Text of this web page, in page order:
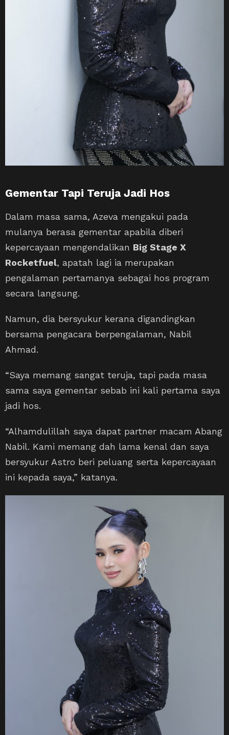
Gementar Tapi Teruja Jadi Hos
Dalam masa sama, Azeva mengakui pada
mulanya berasa gementar apabila diberi
kepercayaan mengendalikan Big Stage X
Rocketfuel, apatah lagi ia merupakan
pengalaman pertamanya sebagai hos program
secara langsung.
Namun, dia bersyukur kerana digandingkan
bersama pengacara berpengalaman, Nabil
Ahmad.
“Saya memang sangat teruja, tapi pada masa
sama saya gementar sebab ini kali pertama saya
jadi hos.
“Alhamdulillah saya dapat partner macam Abang
Nabil. Kami memang dah lama kenal dan saya
bersyukur Astro beri peluang serta kepercayaan
ini kepada saya,” katanya.